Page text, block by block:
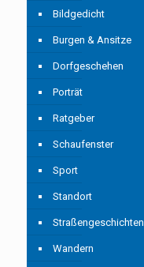
Bildgedicht
Burgen & Ansitze
Dorfgeschehen
Porträt
Ratgeber
Schaufenster
Sport
Standort
Straßengeschichten
Wandern